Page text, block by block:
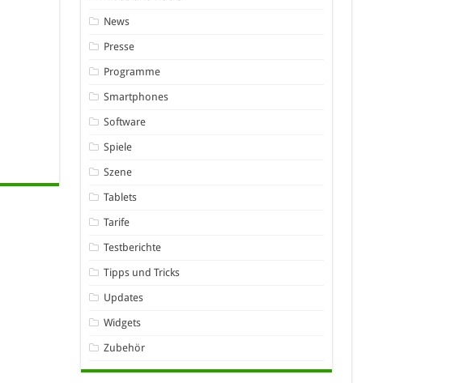
News
Presse
Programme
Smartphones
Software
Spiele
Szene
Tablets
Tarife
Testberichte
Tipps und Tricks
Updates
Widgets
Zubehör